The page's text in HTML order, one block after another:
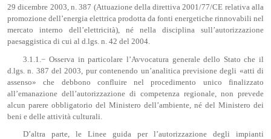
29 dicembre 2003, n. 387 (Attuazione della direttiva 2001/77/CE relativa alla
promozione dell’energia elettrica prodotta da fonti energetiche rinnovabili nel
mercato interno dell’elettricità), né nella disciplina sull’autorizzazione
paesaggistica di cui al d.lgs. n. 42 del 2004.
3.1.1.− Osserva in particolare l’Avvocatura generale dello Stato che il
d.lgs. n. 387 del 2003, pur contenendo un’analitica previsione degli «atti di
assenso» che debbono confluire nel procedimento unico finalizzato
all’emanazione dell’autorizzazione di competenza regionale, non prevede
alcun parere obbligatorio del Ministero dell’ambiente, né del Ministero dei
beni e delle attività culturali.
D’altra parte, le Linee guida per l’autorizzazione degli impianti